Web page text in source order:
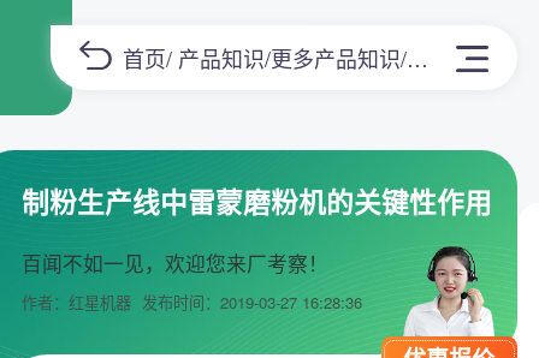
首页/ 产品知识/更多产品知识/正文
制粉生产线中雷蒙磨粉机的关键性作用
百闻不如一见，欢迎您来厂考察！
作者：红星机器 发布时间：2019-03-27 16:28:36